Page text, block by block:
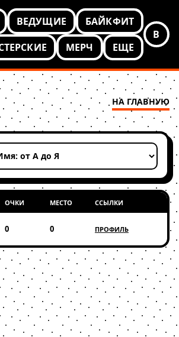
ВЕДУЩИЕ
БАЙКФИТ
МЕРЧ ЕЩЕ
В
НА ГЛАВНУЮ
ОЧКИ МЕСТО ССЫЛКИ
0 0 ПРОФИЛЬ